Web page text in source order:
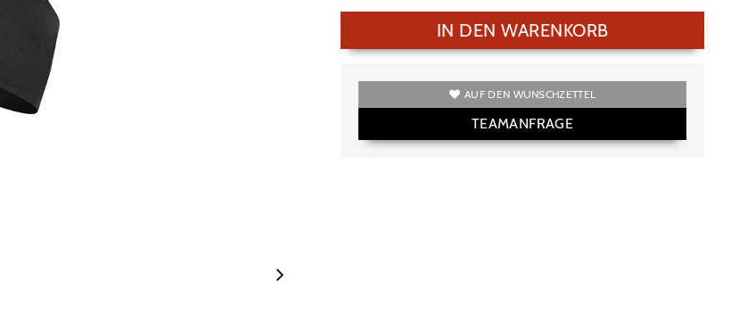
IN DEN WARENKORB
AUF DEN WUNSCHZETTEL
TEAMANFRAGE